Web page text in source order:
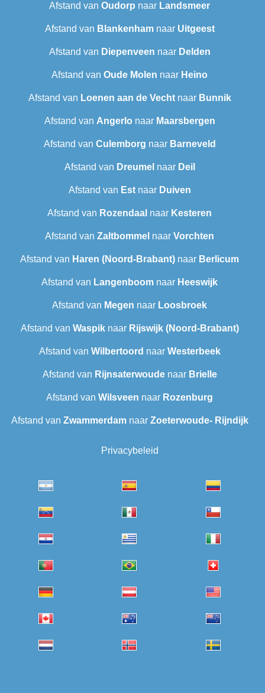
Afstand van Oudorp naar Landsmeer
Afstand van Blankenhamnaar Uitgeest
Afstand van Diepenveen naar Delden
Afstand van Oude Molen naar Heino
Afstand van Loenen aan de Vechtnaar Bunnik
Afstand van Angerlo naar Maarsbergen
Afstand van Culemborg naar Barneveld
Afstand van Dreumel naar Deil
Afstand van Estnaar Duiven
Afstand van Rozendaal naar Kesteren
Afstand van Zaltbommel naar Vorchten
Afstand van Haren (Noord-Brabant) naar Berlicum
Afstand van Langenboom naar Heeswijk
Afstand van Megen naar Loosbroek
Afstand van Waspiknaar Rijswijk (Noord-Brabant)
Afstand van Wilbertoord naar Westerbeek
Afstand van Rijnsaterwoudenaar Brielle
Afstand van Wilsveen‎ naar Rozenburg
Afstand van Zwammerdamnaar Zoeterwoude- Rijndijk
Privacybeleid